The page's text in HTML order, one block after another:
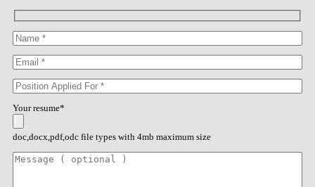
Your resume*
doc,docx,pdf,odc file types with 4mb maximum size